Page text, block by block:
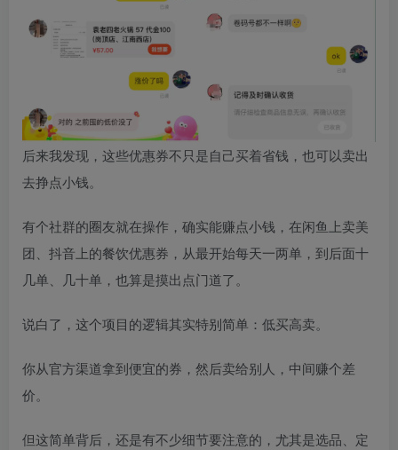
后来我发现，这些优惠券不只是自己买着省钱，也可以卖出
去挣点小钱。
有个社群的圈友就在操作，确实能赚点小钱，在闲鱼上卖美
团、抖音上的餐饮优惠券，从最开始每天一两单，到后面十
几单、几十单，也算是摸出点门道了。
说白了，这个项目的逻辑其实特别简单：低买高卖。
你从官方渠道拿到便宜的券，然后卖给别人，中间赚个差
价。
但这简单背后，还是有不少细节要注意的，尤其是选品、定